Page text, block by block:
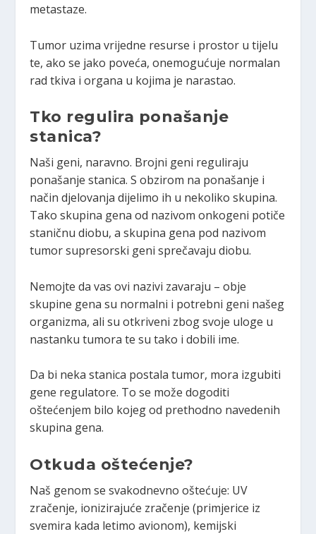
metastaze.
Tumor uzima vrijedne resurse i prostor u tijelu
te, ako se jako poveća, onemogućuje normalan
rad tkiva i organa u kojima je narastao.
Tko regulira ponašanje
stanica?
Naši geni, naravno. Brojni geni reguliraju
ponašanje stanica. S obzirom na ponašanje i
način djelovanja dijelimo ih u nekoliko skupina.
Tako skupina gena od nazivom onkogeni potiče
staničnu diobu, a skupina gena pod nazivom
tumor supresorski geni sprečavaju diobu.
Nemojte da vas ovi nazivi zavaraju – obje
skupine gena su normalni i potrebni geni našeg
organizma, ali su otkriveni zbog svoje uloge u
nastanku tumora te su tako i dobili ime.
Da bi neka stanica postala tumor, mora izgubiti
gene regulatore. To se može dogoditi
oštećenjem bilo kojeg od prethodno navedenih
skupina gena.
Otkuda oštećenje?
Naš genom se svakodnevno oštećuje: UV
zračenje, ionizirajuće zračenje (primjerice iz
svemira kada letimo avionom), kemijski